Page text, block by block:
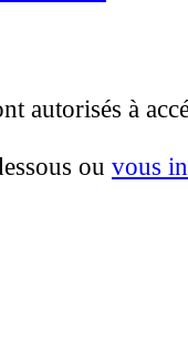
autorisés à
ou vous